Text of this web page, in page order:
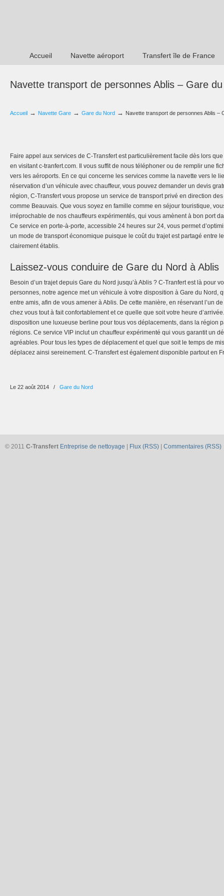
Accueil Navette aéroport Transfert île de France
Navette transport de personnes Ablis – Gare
Accueil → Navette Gare → Gare du Nord → Navette transport de personnes Ablis –
Faire appel aux services de C-Transfert est particulièrement facile dès lors
en visitant c-tranfert.com. Il vous suffit de nous téléphoner ou de remplir une
vers les aéroports. En ce qui concerne les services comme la navette vers le
réservation d’un véhicule avec chauffeur, vous pouvez demander un devis
région, C-Transfert vous propose un service de transport privé en direction
comme Beauvais. Que vous soyez en famille comme en séjour touristique,
irréprochable de nos chauffeurs expérimentés, qui vous amènent à bon port
Ce service en porte-à-porte, accessible 24 heures sur 24, vous permet
un mode de transport économique puisque le coût du trajet est partagé entre
clairement établis.
Laissez-vous conduire de Gare du Nord à Ablis
Besoin d’un trajet depuis Gare du Nord jusqu’à Ablis ? C-Tranfert est là pour
personnes, notre agence met un véhicule à votre disposition à Gare du Nord,
entre amis, afin de vous amener à Ablis. De cette manière, en réservant l’un
chez vous tout à fait confortablement et ce quelle que soit votre heure
disposition une luxueuse berline pour tous vos déplacements, dans la région
régions. Ce service VIP inclut un chauffeur expérimenté qui vous garantit un
agréables. Pour tous les types de déplacement et quel que soit le temps de
déplacez ainsi sereinement. C-Transfert est également disponible partout en
Le 22 août 2014 / Gare du Nord
© 2011 C-Transfert Entreprise de nettoyage Flux (RSS) Commentaires (RSS)